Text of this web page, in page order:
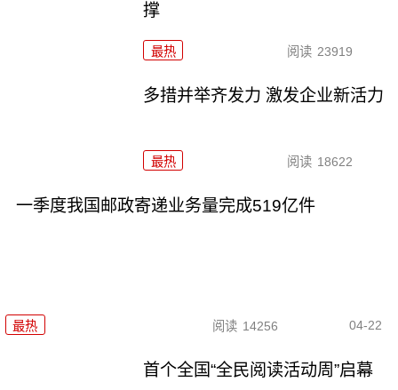
撑
最热 阅读 23919
多措并举齐发力 激发企业新活力
最热 阅读 18622
一季度我国邮政寄递业务量完成519亿件
最热 阅读 14256 04-22
首个全国“全民阅读活动周”启幕